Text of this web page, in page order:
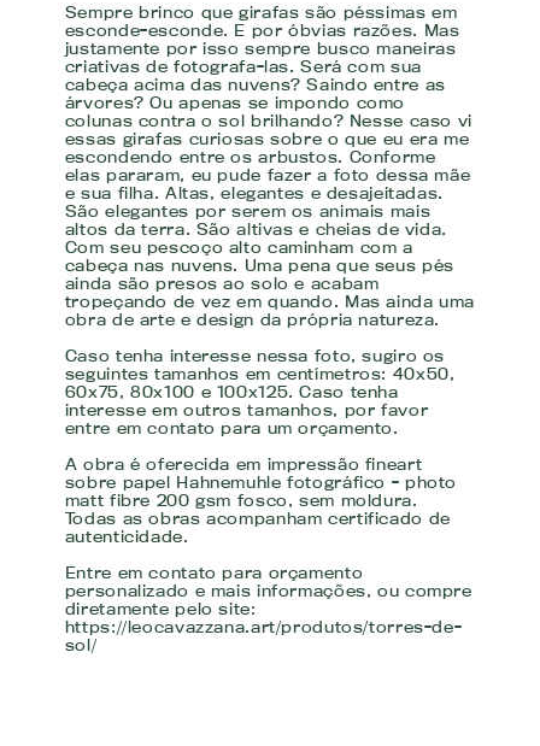
Sempre brinco que girafas são péssimas em
esconde-esconde. E por óbvias razões. Mas
justamente por isso sempre busco maneiras
criativas de fotografa-las. Será com sua
cabeça acima das nuvens? Saindo entre as
árvores? Ou apenas se impondo como
colunas contra o sol brilhando? Nesse caso vi
essas girafas curiosas sobre o que eu era me
escondendo entre os arbustos. Conforme
elas pararam, eu pude fazer a foto dessa mãe
e sua filha. Altas, elegantes e desajeitadas.
São elegantes por serem os animais mais
altos da terra. São altivas e cheias de vida.
Com seu pescoço alto caminham com a
cabeça nas nuvens. Uma pena que seus pés
ainda são presos ao solo e acabam
tropeçando de vez em quando. Mas ainda uma
obra de arte e design da própria natureza.
Caso tenha interesse nessa foto, sugiro os
seguintes tamanhos em centímetros: 40x50,
60x75, 80x100 e 100x125. Caso tenha
interesse em outros tamanhos, por favor
entre em contato para um orçamento.
A obra é oferecida em impressão fineart
sobre papel Hahnemuhle fotográfico - photo
matt fibre 200 gsm fosco, sem moldura.
Todas as obras acompanham certificado de
autenticidade.
Entre em contato para orçamento
personalizado e mais informações, ou compre
diretamente pelo site:
https://leocavazzana.art/produtos/torres-de-
sol/